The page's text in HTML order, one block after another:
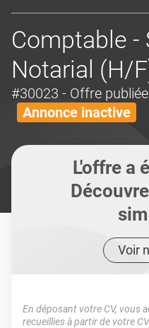
Comptable -
Notarial (H/
#30023 - Offre
Annonce inactive
L'offre a
Voir
En déposant votre CV, vous
recueillies à partir de votre